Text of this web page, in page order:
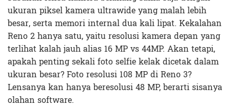
ukuran piksel kamera ultrawide yang malah lebih
besar, serta memori internal dua kali lipat. Kekalahan
Reno 2 hanya satu, yaitu resolusi kamera depan yang
terlihat kalah jauh alias 16 MP vs 44MP. Akan tetapi,
apakah penting sekali foto selfie kelak dicetak dalam
ukuran besar? Foto resolusi 108 MP di Reno 3?
Lensanya kan hanya beresolusi 48 MP, berarti sisanya
olahan software.